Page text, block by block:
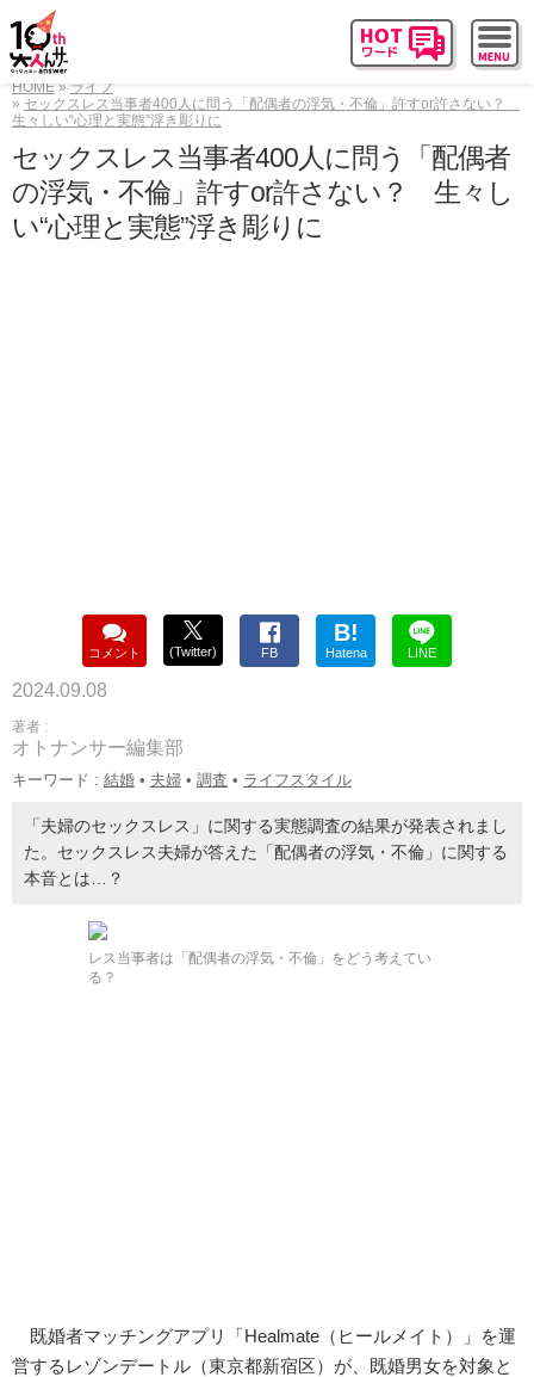
HOME
ライフ
セックスレス当事者400人に問う「配偶者の浮気・不倫」許すor許さない？
生々しい“心理と実態”浮き彫りに
セックスレス当事者400人に問う「配偶者
の浮気・不倫」許すor許さない？ 生々し
い“心理と実態”浮き彫りに
コメント (Twitter) FB
B!
Hatena LINE
2024.09.08
著者 :
オトナンサー編集部
キーワード : 結婚 • 夫婦 • 調査 • ライフスタイル
「夫婦のセックスレス」に関する実態調査の結果が発表されまし
た。セックスレス夫婦が答えた「配偶者の浮気・不倫」に関する
本音とは…？
レス当事者は「配偶者の浮気・不倫」をどう考えてい
る？
既婚者マッチングアプリ「Healmate（ヒールメイト）」を運
営するレゾンデートル（東京都新宿区）が、既婚男女を対象と